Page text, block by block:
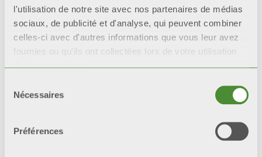
l'utilisation de notre site avec nos partenaires de médias
sociaux, de publicité et d'analyse, qui peuvent combiner
celles-ci avec d'autres informations que vous leur avez
fournies ou qu'ils ont collectées lors de votre utilisation
de leurs services.
Nécessaires
Préférences
Description
Données techniques